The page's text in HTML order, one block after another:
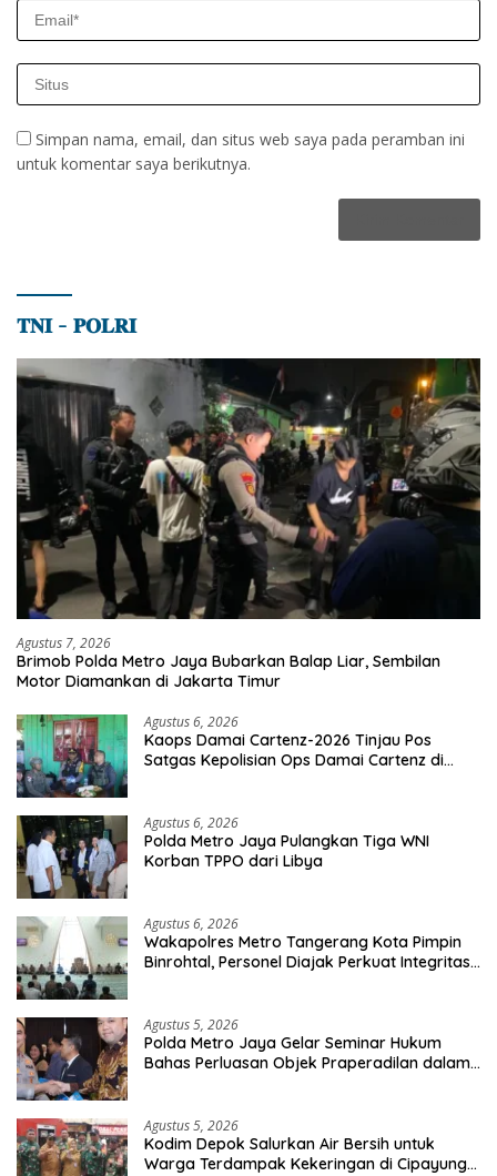
Simpan nama, email, dan situs web saya pada peramban ini
untuk komentar saya berikutnya.
𝐓𝐍𝐈 – 𝐏𝐎𝐋𝐑𝐈
Agustus 7, 2026
Brimob Polda Metro Jaya Bubarkan Balap Liar, Sembilan
Motor Diamankan di Jakarta Timur
Agustus 6, 2026
Kaops Damai Cartenz-2026 Tinjau Pos
Satgas Kepolisian Ops Damai Cartenz di
Agustus 6, 2026
Polda Metro Jaya Pulangkan Tiga WNI
Korban TPPO dari Libya
Agustus 6, 2026
Wakapolres Metro Tangerang Kota Pimpin
Binrohtal, Personel Diajak Perkuat Integritas
Agustus 5, 2026
Polda Metro Jaya Gelar Seminar Hukum
Bahas Perluasan Objek Praperadilan dalam
Agustus 5, 2026
Kodim Depok Salurkan Air Bersih untuk
Warga Terdampak Kekeringan di Cipayung